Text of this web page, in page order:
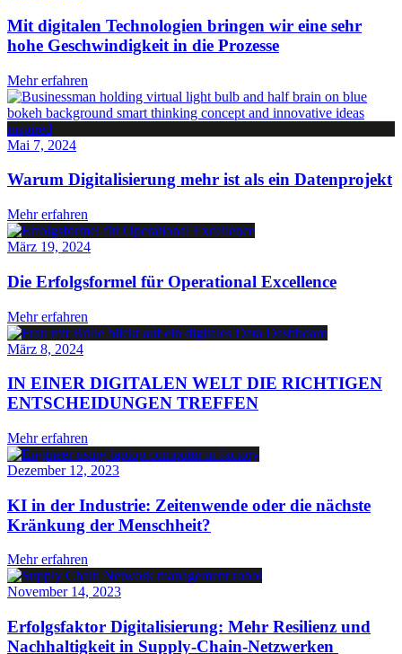
Mit digitalen Technologien bringen wir eine sehr
hohe Geschwindigkeit in die Prozesse
Mehr erfahren
Mai 7, 2024
Warum Digitalisierung mehr ist als ein Datenprojekt
Mehr erfahren
März 19, 2024
Die Erfolgsformel für Operational Excellence
Mehr erfahren
März 8, 2024
IN EINER DIGITALEN WELT DIE RICHTIGEN
ENTSCHEIDUNGEN TREFFEN
Mehr erfahren
Dezember 12, 2023
KI in der Industrie: Zeitenwende oder die nächste
Kränkung der Menschheit?
Mehr erfahren
November 14, 2023
Erfolgsfaktor Digitalisierung: Mehr Resilienz und
Nachhaltigkeit in Supply-Chain-Netzwerken